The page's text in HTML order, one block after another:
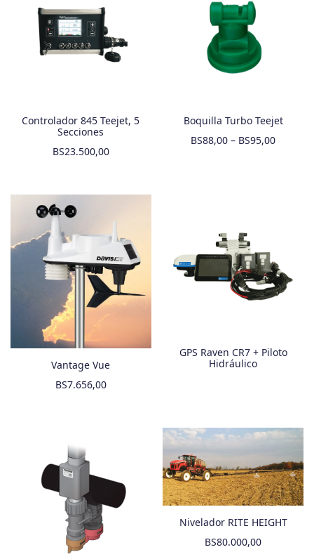
Controlador 845 Teejet, 5
Secciones
BS23.500,00
Boquilla Turbo Teejet
BS88,00 – BS95,00
Vantage Vue
BS7.656,00
GPS Raven CR7 + Piloto
Hidráulico
Nivelador RITE HEIGHT
BS80.000,00